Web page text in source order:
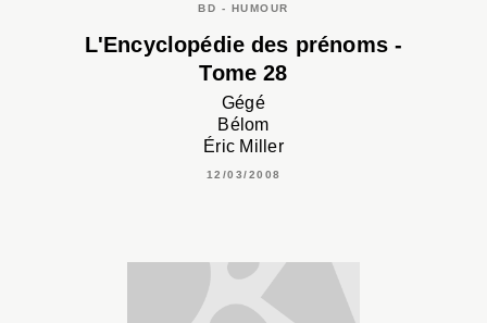
BD - HUMOUR
L'Encyclopédie des prénoms -
Tome 28
Gégé
Bélom
Éric Miller
12/03/2008